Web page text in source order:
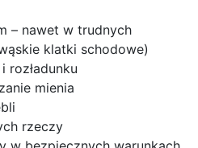
– nawet w trudnych
klatki schodowe)
rozładunku
mienia
rzeczy